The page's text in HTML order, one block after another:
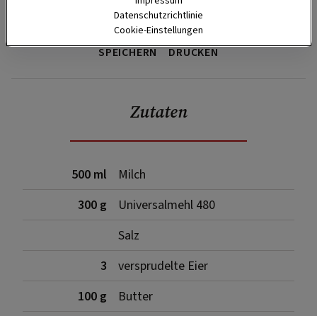
SPEICHERN DRUCKEN
Zutaten
500 ml
Milch
300 g
Universalmehl 480
Salz
3
versprudelte Eier
100 g
Butter
Datenschutzrichtlinie
Cookie-Einstellungen